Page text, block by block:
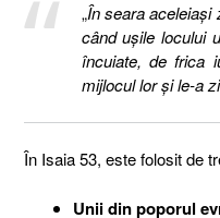
„În seara aceleiaşi
când uşile locului
încuiate, de frica
mijlocul lor şi le-a
În Isaia 53, este folosit de
Unii din poporul